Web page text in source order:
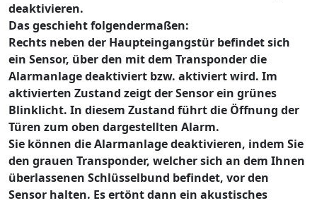
deaktivieren.
Das geschieht folgendermaßen:
Rechts neben der Haupteingangstür befindet sich
ein Sensor, über den mit dem Transponder die
Alarmanlage deaktiviert bzw. aktiviert wird. Im
aktivierten Zustand zeigt der Sensor ein grünes
Blinklicht. In diesem Zustand führt die Öffnung der
Türen zum oben dargestellten Alarm.
Sie können die Alarmanlage deaktivieren, indem Sie
den grauen Transponder, welcher sich an dem Ihnen
überlassenen Schlüsselbund befindet, vor den
Sensor halten. Es ertönt dann ein akustisches